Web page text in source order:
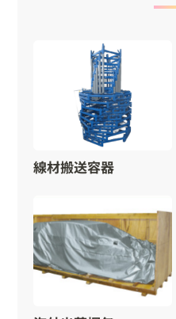
線材搬送容器